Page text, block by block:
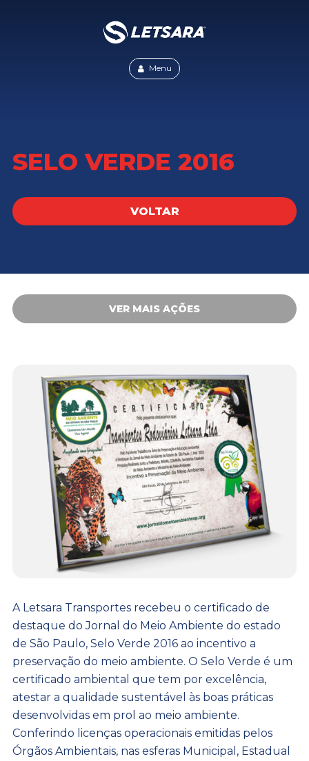
Menu
SELO VERDE 2016
VOLTAR
VER MAIS AÇÕES
A Letsara Transportes recebeu o certificado de
destaque do Jornal do Meio Ambiente do estado
de São Paulo, Selo Verde 2016 ao incentivo a
preservação do meio ambiente. O Selo Verde é um
certificado ambiental que tem por excelência,
atestar a qualidade sustentável às boas práticas
desenvolvidas em prol ao meio ambiente.
Conferindo licenças operacionais emitidas pelos
Órgãos Ambientais, nas esferas Municipal, Estadual